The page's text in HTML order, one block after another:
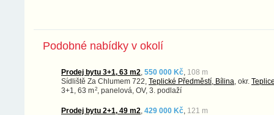
Podobné nabídky v okolí
Prodej bytu 3+1, 63 m2 550 000 Kč 108 m
Sídliště Za Chlumem 722, Teplické Předměstí, Bílina , okr.
3+1, 63 m2 , panelová, OV, 3. podlaží
Prodej bytu 2+1, 49 m2 429 000 Kč 121 m